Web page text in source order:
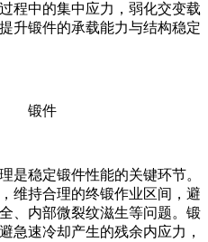
程中的集中应力，弱化交变载
升锻件的承载能力与结构稳定
是稳定锻件性能的关键环节。
维持合理的终锻作业区间，避
、内部微裂纹滋生等问题。锻
急速冷却产生的残余内应力，